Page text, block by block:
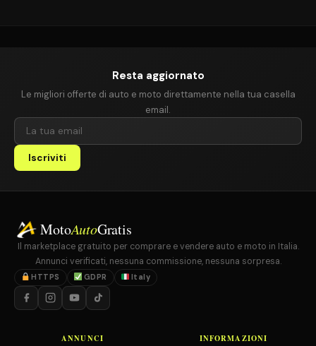
Resta aggiornato
Le migliori offerte di auto e moto direttamente nella tua casella
email.
Iscriviti
MotoAutoGratis
Il marketplace gratuito per comprare e vendere auto e moto in Italia.
Annunci verificati, nessuna commissione, nessuna sorpresa.
HTTPS GDPR Italy
ANNUNCI INFORMAZIONI